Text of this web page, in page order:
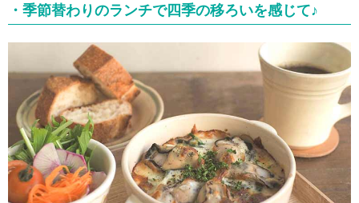
・季節替わりのランチで四季の移ろいを感じて♪